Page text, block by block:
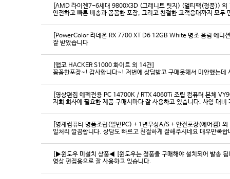
[AMD 라이젠7-6세대 9800X3D (그래니트 릿지) (멀티팩(정품)) 외
[PowerColor 라데온 RX 7700 XT D6 12GB White 명조 음림 에디
잘 받았습니다
[앱코 HACKER S1000 화이트 외 14건]
꼼꼼한포장~! 감사합니다~! 저번에 상담받고 구매못해서 미안했는
[영상편집 에펙전용 PC 14700K / RTX 4060Ti 조립 컴퓨터 본체
[영재컴퓨터 명품조립(일반PC) + 1년무상A/S + 안전포장(에어캡)
일처리 깔끔합니다. 상담도 빠르고 친절하게 잘해주시네요 매우만족
[▶윈도우 미설치 상품◀ [윈도우는 정품을 구매해야 설치되어 발송
영상 편집용으로 잘 사용하고 있습니다.